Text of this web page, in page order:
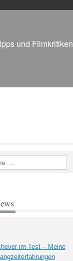
und Filmkritiken
im Test – Meine
Langzeiterfahrungen